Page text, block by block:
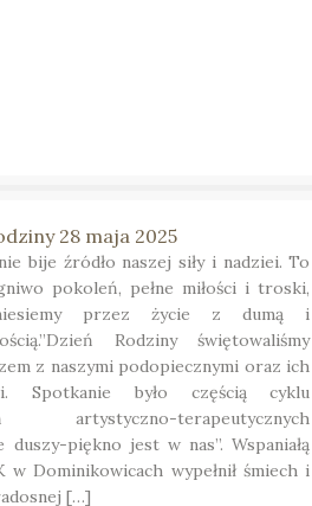
28 maja 2025
bije źródło naszej siły i nadziei. To
pokoleń, pełne miłości i troski,
przez życie z dumą i
Rodziny świętowaliśmy
z naszymi podopiecznymi oraz ich
Spotkanie było częścią cyklu
artystyczno-terapeutycznych
duszy-piękno jest w nas”. Wspaniałą
w Dominikowicach wypełnił śmiech i
[…]